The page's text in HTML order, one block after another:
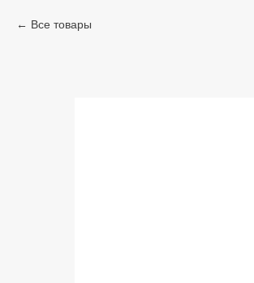
Все товары